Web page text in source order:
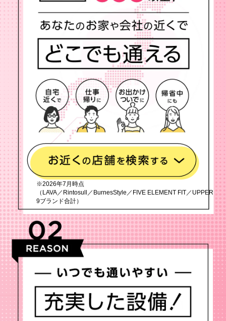
※2026年7月時点
（LAVA／Rintosull／BurnesStyle／FIVE ELEMENT FIT／UPPER
9ブランド合計）